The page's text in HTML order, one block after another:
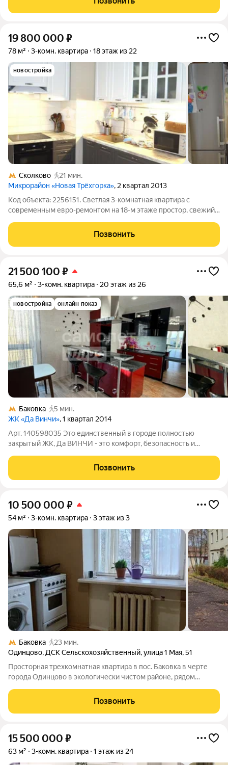
комфортное пространство и реальные
19 800 000 ₽
78 м² 3-комн. квартира 18 этаж из 22
новостройка
Сколково
21 мин.
Микрорайон «Новая Трёхгорка», 2 квартал 2013
Код объекта: 2256151. Светлая 3-комнатная квартира с
современным евро-ремонтом на 18-м этаже простор, свежий
Чистяковой. Утреннее солнце заливает комнаты окна выходят
на улицу, благодаря высокому
Позвонить
21 500 100 ₽
65,6 м² 3-комн. квартира 20 этаж из 26
новостройка онлайн показ
Баковка
5 мин.
ЖК «Да Винчи», 1 квартал 2014
Арт. 140598035 Это единственный в городе полностью
закрытый ЖК, Да ВИНЧИ - это комфорт, безопасность и
ОТ ГК САМОЛЕТ - БЕРИ СВОЙ НОУТБУК ЗАЕЗЖАЙ И ЖИВИ С
УДОВОЛЬСТВИЕМ Предлагаем просторную
Позвонить
10 500 000 ₽
54 м² 3-комн. квартира 3 этаж из 3
Баковка
23 мин.
Одинцово, ДСК Сельскохозяйственный,улица 1 Мая,51
Просторная трехкомнатная квартира в пос. Баковка в черте
города Одинцово в экологически чистом районе, рядом
площадка, всегда есть парковочное место, чистый ухоженный
подъезд, приличные
Позвонить
15 500 000 ₽
63 м² 3-комн. квартира 1 этаж из 24